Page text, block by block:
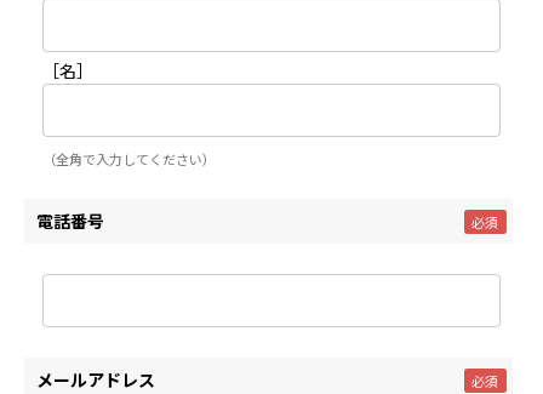
［名］
（全角で入力してください）
電話番号
メールアドレス